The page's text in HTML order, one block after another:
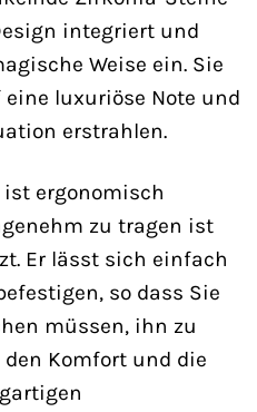
integriert und
Weise ein. Sie
luxuriöse Note und
erstrahlen.
ist ergonomisch
zu tragen ist
Er lässt sich einfach
so dass Sie
müssen, ihn zu
den Komfort und die